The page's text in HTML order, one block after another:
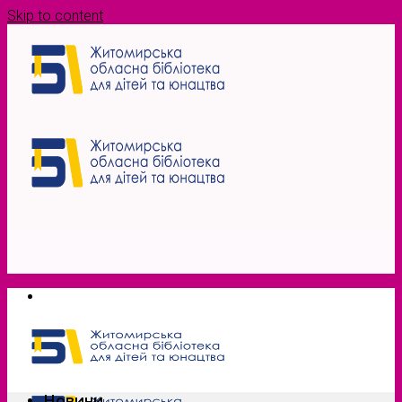
Skip to content